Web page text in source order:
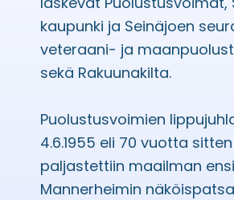
kaupunki ja Seinäjoen
veteraani- ja
sekä Rakuunakilta.
Puolustusvoimien
4.6.1955 eli 70 vuotta sitten
paljastettiin maailman
Mannerheimin